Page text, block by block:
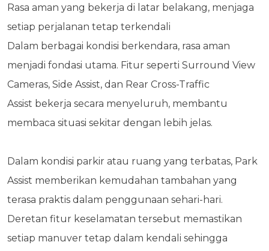
Rasa aman yang bekerja di latar belakang, menjaga
setiap perjalanan tetap terkendali
Dalam berbagai kondisi berkendara, rasa aman
menjadi fondasi utama. Fitur seperti Surround View
Cameras, Side Assist, dan Rear Cross-Traffic
Assist bekerja secara menyeluruh, membantu
membaca situasi sekitar dengan lebih jelas.
Dalam kondisi parkir atau ruang yang terbatas, Park
Assist memberikan kemudahan tambahan yang
terasa praktis dalam penggunaan sehari-hari.
Deretan fitur keselamatan tersebut memastikan
setiap manuver tetap dalam kendali sehingga